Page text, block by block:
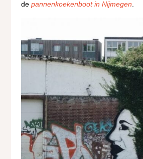
depannenkoekenboot in Nijmegen